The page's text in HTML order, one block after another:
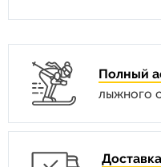
Полный
лыжного
Доставка